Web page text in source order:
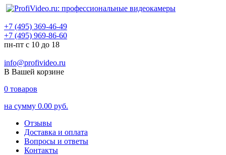
+7 (495) 369-46-49
+7 (495) 969-86-60
пн-пт с 10 до 18
info@profivideo.ru
В Вашей корзине
0 товаров
на сумму 0.00 руб.
Отзывы
Доставка и оплата
Вопросы и ответы
Контакты